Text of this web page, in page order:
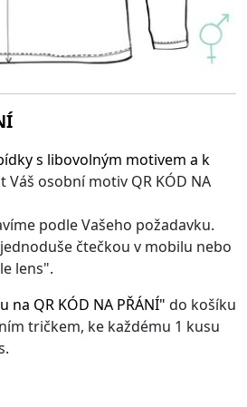
s libovolným motivem a k
Váš osobní motiv QR KÓD NA
podle Vašeho požadavku.
čtečkou v mobilu nebo
lens".
na QR KÓD NA PŘÁNÍ" do košíku
tričkem, ke každému 1 kusu